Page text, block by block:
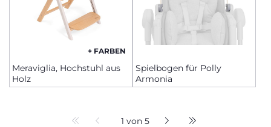
+ FARBEN
Meraviglia, Hochstuhl aus
Holz
Spielbogen für Polly
Armonia
1 von 5